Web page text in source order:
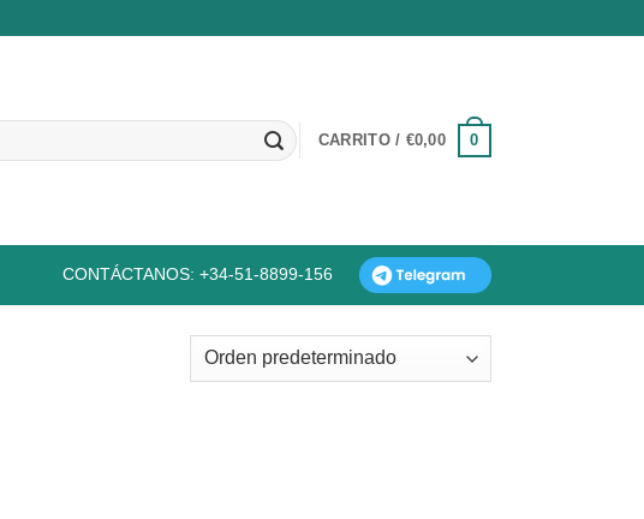
CARRITO / €0,00 0
CONTÁCTANOS: +34-51-8899-156